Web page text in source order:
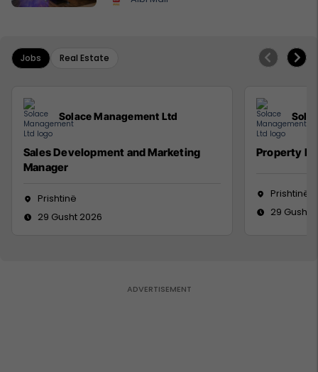
Jobs Real Estate
Solace Management Ltd
Sales Development and Marketing
Manager
Prishtinë
29 Gusht 2026
Property
Prishtinë
29 Gusht